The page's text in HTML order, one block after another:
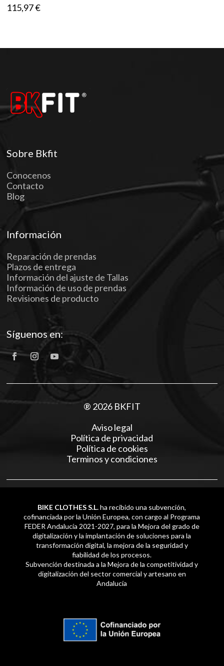
115,97€
Sobre Bkfit
Conocenos
Contacto
Blog
Información
Reparación de prendas
Plazos de entrega
Información del ajuste de Tallas
Información de uso de prendas
Revisiones de producto
Síguenos en:
® 2026 BKFIT
Aviso legal
Política de privacidad
Política de cookies
Terminos y condiciones
BIKE CLOTHES S.L.ha recibido una subvención,
cofinanciada por la Unión Europea, con cargo al Programa
FEDER Andalucía 2021-2027, para la Mejora del grado de
digitalización y la implantación de soluciones para la
transformación digital, la mejora de la seguridad y
fiabilidad de los procesos.
Subvención destinada a la Mejora de la competitividad y
digitalización del sector comercial y artesano en
Andalucía